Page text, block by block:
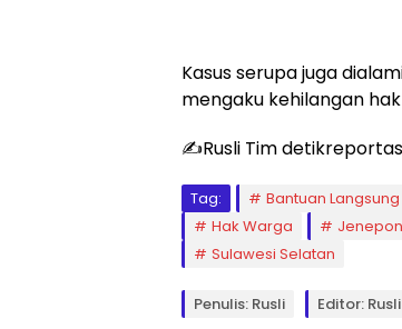
Kasus serupa juga
mengaku kehilangan
✍️Rusli Tim
Tag: Bantuan Langsung
Hak Warga
Sulawesi Selatan
Penulis: Rusli Editor: Rusli